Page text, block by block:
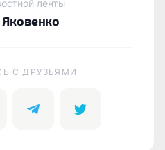
ленты
C ДРУЗЬЯМИ